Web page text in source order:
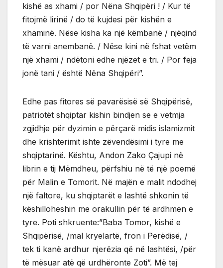
kishë as xhami / por Nëna Shqipëri ! / Kur të
fitojmë lirinë / do të kujdesi për kishën e
xhaminë. Nëse kisha ka një këmbanë / njëqind
të varni anembanë. / Nëse kini në fshat vetëm
një xhami / ndëtoni edhe njëzet e tri. / Por feja
jonë tani / është Nëna Shqipëri”.
Edhe pas fitores së pavarësisë së Shqipërisë,
patriotët shqiptar kishin bindjen se e vetmja
zgjidhje për dyzimin e përçarë midis islamizmit
dhe krishterimit ishte zëvendësimi i tyre me
shqiptarinë. Kështu, Andon Zako Çajupi në
librin e tij Mëmdheu, përfshiu në të një poemë
për Malin e Tomorit. Në majën e malit ndodhej
një faltore, ku shqiptarët e lashtë shkonin të
këshilloheshin me orakullin për të ardhmen e
tyre. Poti shkruente:”Baba Tomor, kishë e
Shqipërisë, /mal kryelartë, fron i Perëdisë, /
tek ti kanë ardhur njerëzia që në lashtësi, /për
të mësuar atë që urdhëronte Zoti”. Më tej